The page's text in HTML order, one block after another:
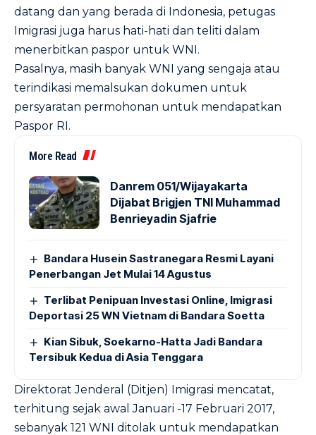
datang dan yang berada di Indonesia, petugas
Imigrasi juga harus hati-hati dan teliti dalam
menerbitkan paspor untuk WNI.
Pasalnya, masih banyak WNI yang sengaja atau
terindikasi memalsukan dokumen untuk
persyaratan permohonan untuk mendapatkan
Paspor RI.
More Read
Danrem 051/Wijayakarta
Dijabat Brigjen TNI Muhammad
Benrieyadin Sjafrie
Bandara Husein Sastranegara Resmi Layani
Penerbangan Jet Mulai 14 Agustus
Terlibat Penipuan Investasi Online, Imigrasi
Deportasi 25 WN Vietnam di Bandara Soetta
Kian Sibuk, Soekarno-Hatta Jadi Bandara
Tersibuk Kedua di Asia Tenggara
Direktorat Jenderal (Ditjen) Imigrasi mencatat,
terhitung sejak awal Januari -17 Februari 2017,
sebanyak 121 WNI ditolak untuk mendapatkan